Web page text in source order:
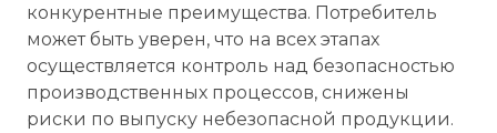
конкурентные преимущества. Потребитель
может быть уверен, что на всех этапах
осуществляется контроль над безопасностью
производственных процессов, снижены
риски по выпуску небезопасной продукции.